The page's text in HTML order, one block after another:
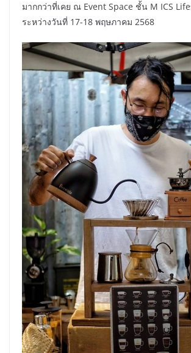
มากกว่าที่เคย ณ Event Space ชั้น M ICS
ระหว่างวันที่ 17-18 พฤษภาคม 2568